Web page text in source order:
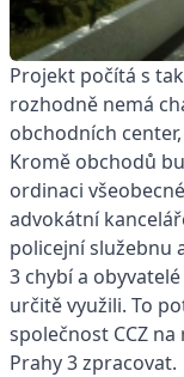
Projekt počítá s
rozhodně nemá
obchodních
Kromě obchodů
ordinaci
advokátní
policejní služebnu
3 chybí a
určitě využili. To
společnost CCZ
Prahy 3 zpracovat.